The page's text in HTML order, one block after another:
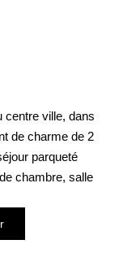
centre ville, dans
de charme de 2
parqueté
chambre, salle